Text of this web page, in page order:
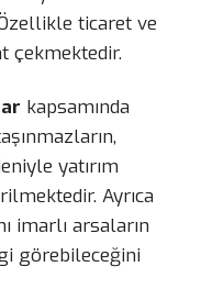
ticaret ve
çekmektedir.
kapsamında
yatırım
Ayrıca
imarlı arsaların
görebileceğini